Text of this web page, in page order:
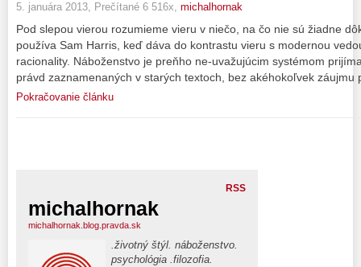
5. januára 2013, Prečítané 6 516x, michalhornak
Pod slepou vierou rozumieme vieru v niečo, na čo nie sú žiadne
používa Sam Harris, keď dáva do kontrastu vieru s modernou
racionality. Náboženstvo je preňho ne-uvažujúcim systémom
právd zaznamenaných v starých textoch, bez akéhokoľvek
Pokračovanie článku
RSS
michalhornak
michalhornak.blog.pravda.sk
.životný štýl. náboženstvo.
psychológia .filozofia.